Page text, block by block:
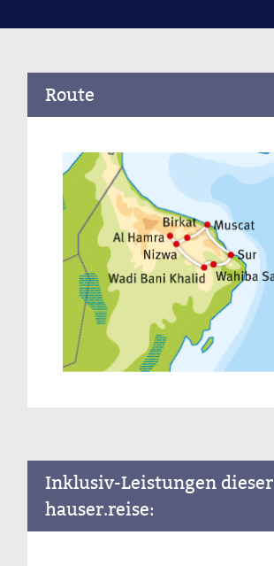
Route
Inklusiv-Leistungen dieser
hauser.reise: